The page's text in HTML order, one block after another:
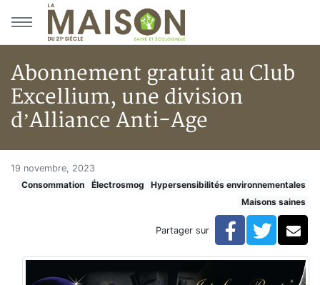
Aller au menu principal
Aller au contenu principal
Abonnement gratuit au Club
Excellium, une division
d’Alliance Anti-Age
Accueil
Articles
Hypersensibilités environnementales
Abonnement gratuit au Club Excellium, une division
Abonnement gratuit au Club
19 novembre, 2023
Consommation
Électrosmog
Hypersensibilités environnementales
Maisons saines
Partager sur Facebook